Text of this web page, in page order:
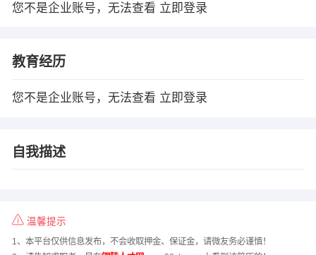
您不是企业账号，无法查看 立即登录
教育经历
您不是企业账号，无法查看 立即登录
自我描述
温馨提示
1、本平台仅供信息发布，不会收取押金、保证金，请微友务必谨慎！